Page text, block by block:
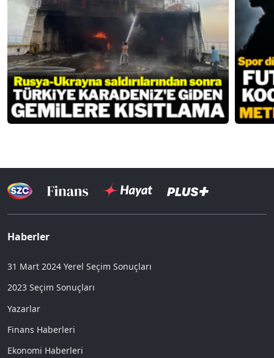
Haberler
31 Mart 2024 Yerel Seçim Sonuçları
2023 Seçim Sonuçları
Yazarlar
Finans Haberleri
Ekonomi Haberleri